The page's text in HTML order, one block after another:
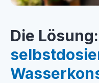
Die